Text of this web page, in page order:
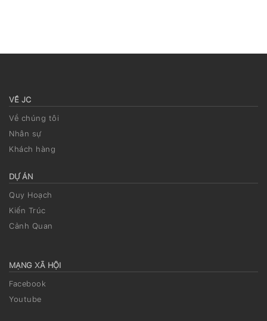
VỀ JC
Về chúng tôi
Nhân sự
Khách hàng
DỰ ÁN
Quy Hoạch
Kiến Trúc
Cảnh Quan
MẠNG XÃ HỘI
Facebook
Youtube